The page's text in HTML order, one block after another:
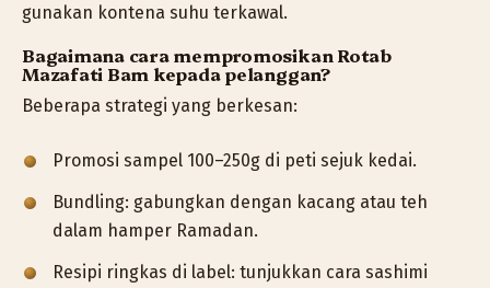
gunakan kontena suhu terkawal.
Bagaimana cara mempromosikan Rotab
Mazafati Bam kepada pelanggan?
Beberapa strategi yang berkesan:
Promosi sampel 100–250g di peti sejuk kedai.
Bundling: gabungkan dengan kacang atau teh
dalam hamper Ramadan.
Resipi ringkas di label: tunjukkan cara sashimi